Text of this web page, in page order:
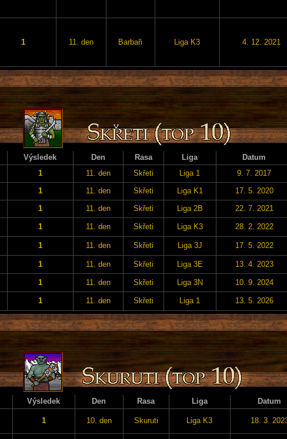
1 11. den Barbaři Liga K3 4. 12. 2021
Výsledek Den Rasa Liga Datum
1 11. den Skřeti Liga 1 9. 7. 2017
1 11. den Skřeti Liga K1 17. 5. 2020
1 11. den Skřeti Liga 2B 22. 7. 2021
1 11. den Skřeti Liga K3 28. 2. 2022
1 11. den Skřeti Liga 3J 17. 5. 2022
1 11. den Skřeti Liga 3E 13. 4. 2023
1 11. den Skřeti Liga 3N 10. 9. 2024
1 11. den Skřeti Liga 1 13. 5. 2026
Výsledek Den Rasa Liga Datum
1 10. den Skuruti Liga K3 18. 3.